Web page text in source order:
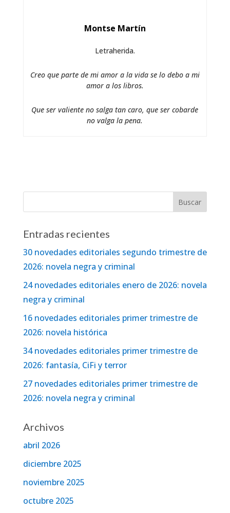
Montse Martín
Letraherida.
Creo que parte de mi amor a la vida se lo debo a mi
amor a los libros.
Que ser valiente no salga tan caro, que ser cobarde
no valga la pena.
Entradas recientes
30 novedades editoriales segundo trimestre de
2026: novela negra y criminal
24 novedades editoriales enero de 2026: novela
negra y criminal
16 novedades editoriales primer trimestre de
2026: novela histórica
34 novedades editoriales primer trimestre de
2026: fantasía, CiFi y terror
27 novedades editoriales primer trimestre de
2026: novela negra y criminal
Archivos
abril 2026
diciembre 2025
noviembre 2025
octubre 2025